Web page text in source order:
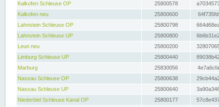
Kalkofen Schleuse OP
25800578
Kalkofen neu
25800600
Lahnstein Schleuse OP
25800798
Lahnstein Schleuse UP
25800800
Leun neu
25800200
Limburg Schleuse UP
25800440
Marburg
25830056
Nassau Schleuse OP
25800638
Nassau Schleuse UP
25800640
Niederbiel Schleuse Kanal OP
25800177